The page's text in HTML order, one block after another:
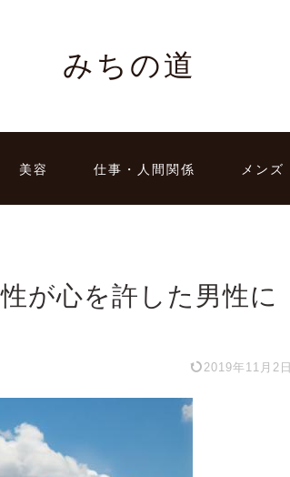
みちの道
美容 仕事・人間関係 メンズ
が心を許した男性に
2019年11月2日